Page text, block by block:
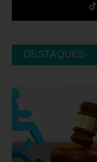
DESTAQUES